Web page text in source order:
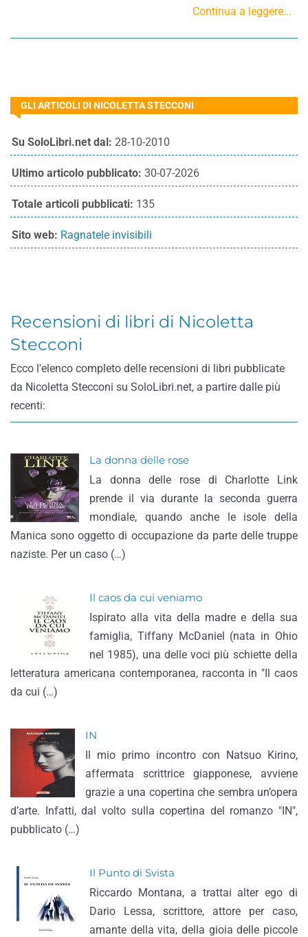
Continua a leggere...
GLI ARTICOLI DI NICOLETTA STECCONI
Su SoloLibri.net dal: 28-10-2010
Ultimo articolo pubblicato: 30-07-2026
Totale articoli pubblicati: 135
Sito web: Ragnatele invisibili
Recensioni di libri di Nicoletta
Stecconi
Ecco l'elenco completo delle recensioni di libri pubblicate
da Nicoletta Stecconi su SoloLibri.net, a partire dalle più
recenti:
La donna delle rose
La donna delle rose di Charlotte Link
prende il via durante la seconda guerra
mondiale, quando anche le isole della
Manica sono oggetto di occupazione da parte delle truppe
naziste. Per un caso (…)
Il caos da cui veniamo
Ispirato alla vita della madre e della sua
famiglia, Tiffany McDaniel (nata in Ohio
nel 1985), una delle voci più schiette della
letteratura americana contemporanea, racconta in "Il caos
da cui (…)
IN
Il mio primo incontro con Natsuo Kirino,
affermata scrittrice giapponese, avviene
grazie a una copertina che sembra un’opera
d’arte. Infatti, dal volto sulla copertina del romanzo "IN",
pubblicato (…)
Il Punto di Svista
Riccardo Montana, a trattai alter ego di
Dario Lessa, scrittore, attore per caso,
amante della vita, della gioia delle piccole